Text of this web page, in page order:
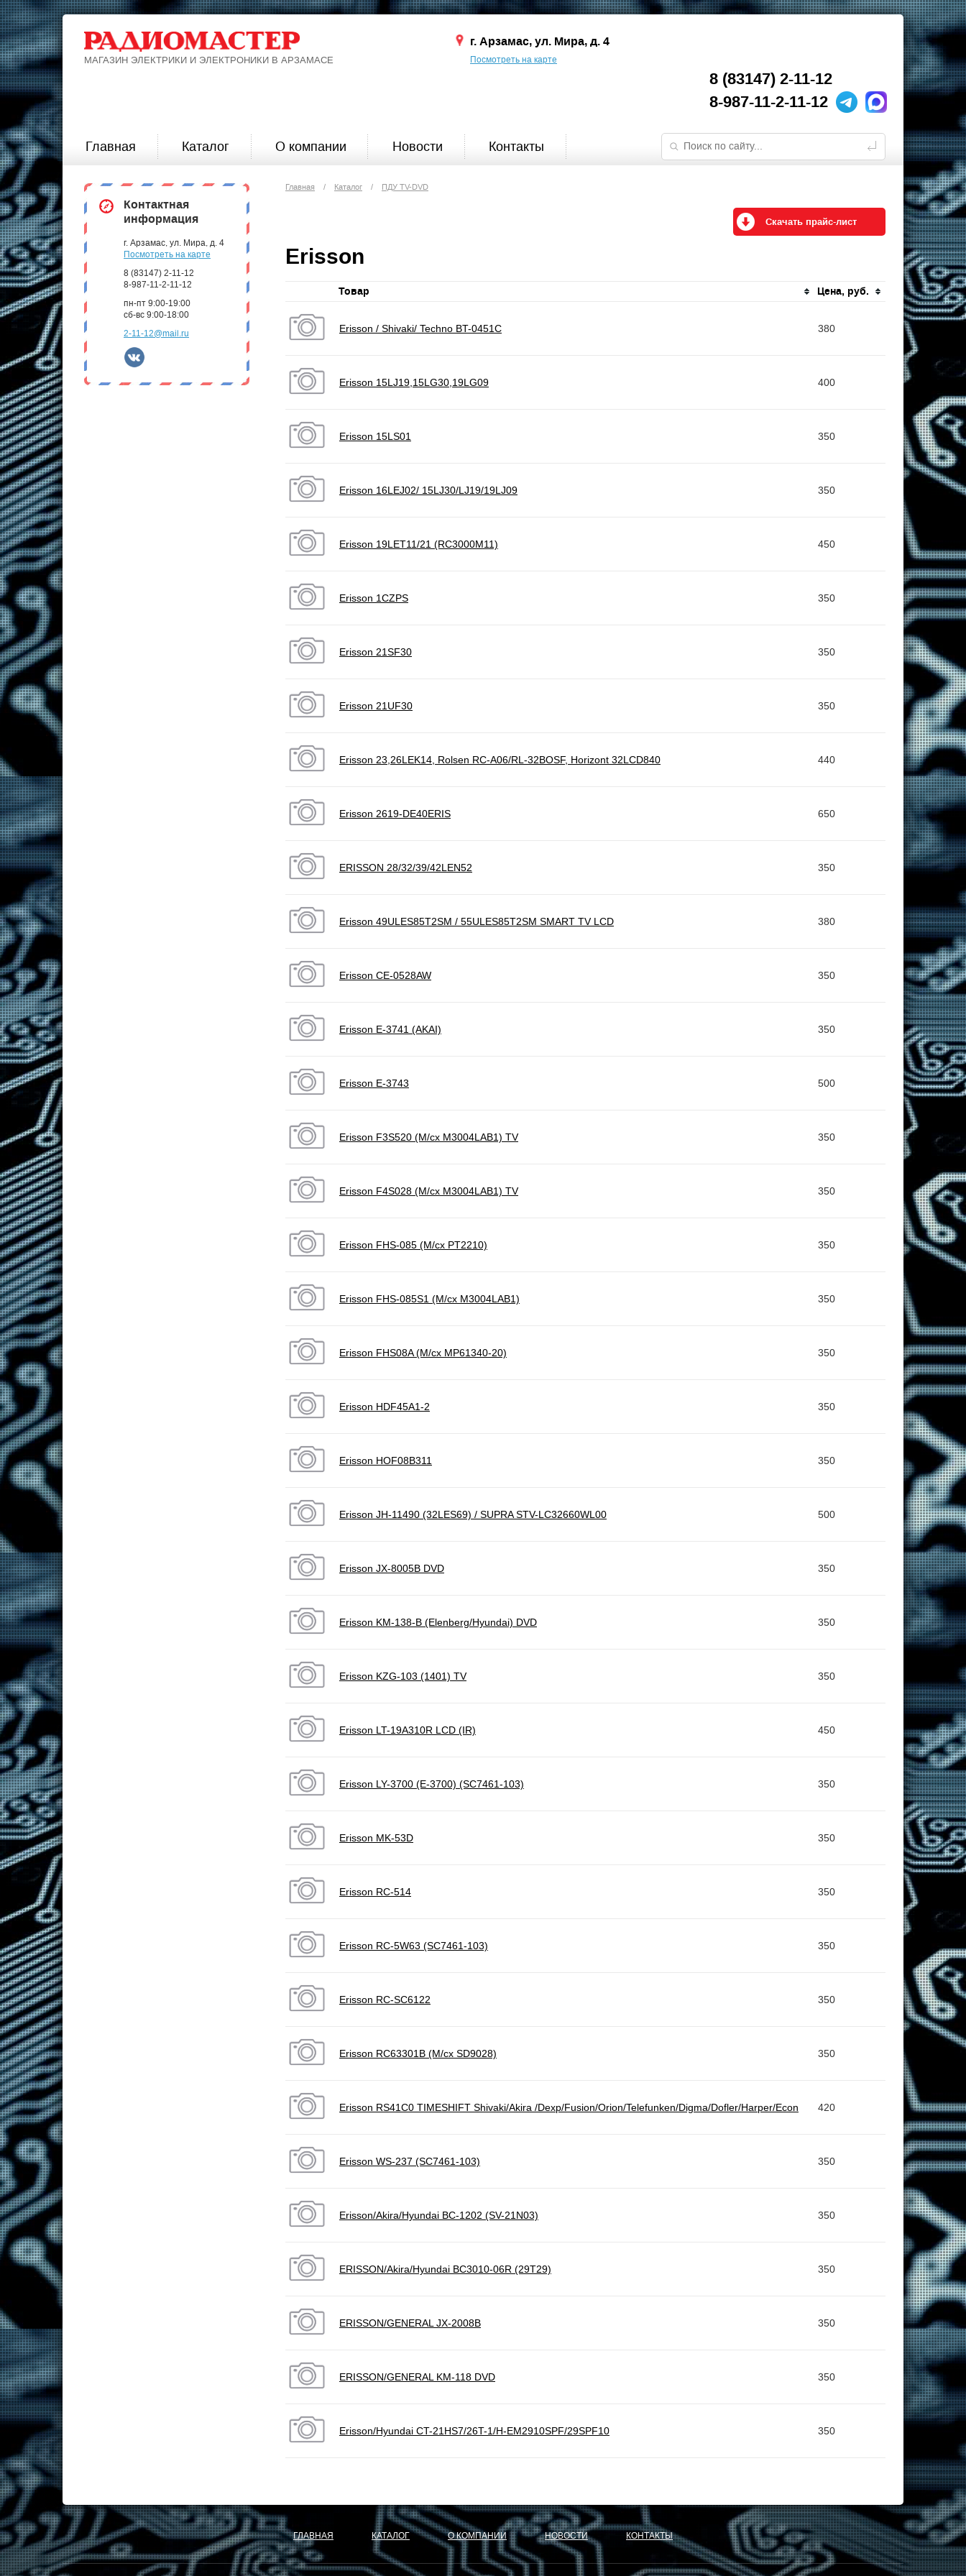
МАГАЗИН ЭЛЕКТРИКИ И ЭЛЕКТРОНИКИ В АРЗАМАСЕ
г. Арзамас, ул. Мира, д. 4
Посмотреть на карте
8 (83147) 2-11-12
8-987-11-2-11-12
Главная Каталог О компании Новости Контакты
Контактная
информация
г. Арзамас, ул. Мира, д. 4
Посмотреть на карте
8 (83147) 2-11-12
8-987-11-2-11-12
пн-пт 9:00-19:00
сб-вс 9:00-18:00
2-11-12@mail.ru
Главная / Каталог / ПДУ TV-DVD
Скачать прайс-лист
Erisson
Товар Цена, руб.
Erisson / Shivaki/ Techno BT-0451C 380
Erisson 15LJ19,15LG30,19LG09 400
Erisson 15LS01 350
Erisson 16LEJ02/ 15LJ30/LJ19/19LJ09 350
Erisson 19LET11/21 (RC3000M11) 450
Erisson 1CZPS 350
Erisson 21SF30 350
Erisson 21UF30 350
Erisson 23,26LEK14, Rolsen RC-A06/RL-32BOSF, Horizont 32LCD840 440
Erisson 2619-DE40ERIS 650
ERISSON 28/32/39/42LEN52 350
Erisson 49ULES85T2SM / 55ULES85T2SM SMART TV LCD 380
Erisson CE-0528AW 350
Erisson E-3741 (AKAI) 350
Erisson E-3743 500
Erisson F3S520 (M/cx M3004LAB1) TV 350
Erisson F4S028 (M/cx M3004LAB1) TV 350
Erisson FHS-085 (M/cx PT2210) 350
Erisson FHS-085S1 (M/cx M3004LAB1) 350
Erisson FHS08A (M/cx MP61340-20) 350
Erisson HDF45A1-2 350
Erisson HOF08B311 350
Erisson JH-11490 (32LES69) / SUPRA STV-LC32660WL00 500
Erisson JX-8005B DVD 350
Erisson KM-138-B (Elenberg/Hyundai) DVD 350
Erisson KZG-103 (1401) TV 350
Erisson LT-19A310R LCD (IR) 450
Erisson LY-3700 (E-3700) (SC7461-103) 350
Erisson MK-53D 350
Erisson RC-514 350
Erisson RC-5W63 (SC7461-103) 350
Erisson RC-SC6122 350
Erisson RC63301B (M/cx SD9028) 350
Erisson RS41C0 TIMESHIFT Shivaki/Akira /Dexp/Fusion/Orion/Telefunken/Digma/Dofler/Harper/Econ 420
Erisson WS-237 (SC7461-103) 350
Erisson/Akira/Hyundai BC-1202 (SV-21N03) 350
ERISSON/Akira/Hyundai BC3010-06R (29T29) 350
ERISSON/GENERAL JX-2008B 350
ERISSON/GENERAL KM-118 DVD 350
Erisson/Hyundai CT-21HS7/26T-1/H-ЕМ2910SPF/29SPF10 350
ГЛАВНАЯ КАТАЛОГ О КОМПАНИИ НОВОСТИ КОНТАКТЫ